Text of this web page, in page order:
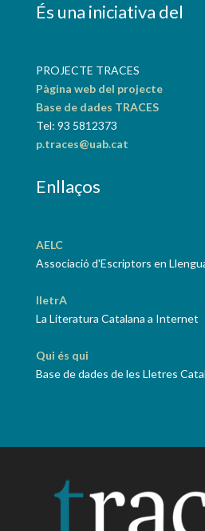
És una iniciativa del
PROJECTE TRACES
Pàgina web del projecte
Base de dades TRACES
Tel: 93 5812373
p.traces@uab.cat
Enllaços
AELC
Associació d'Escriptors en
lletrA
La Literatura Catalana a Internet
Qui és qui
Base de dades de les Lletres